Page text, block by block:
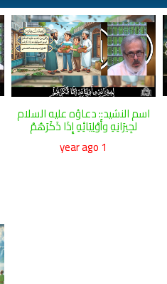
اسم النشيد:: دعاؤه عليه السلام
لجِيرَانِهِ وأَوْلِيَائِهِ إِذَا ذَكَرَهُمْ
1 year ago